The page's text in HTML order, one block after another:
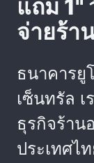
แถม 1"
จ่ายร้า
ธนาคารยู
เซ็นทรัล
ธุรกิจร้าน
ประเทศไ